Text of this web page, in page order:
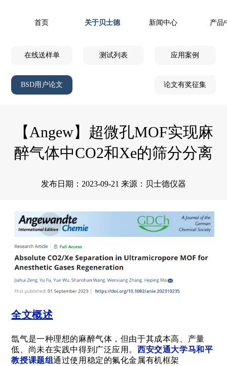
首页 关于贝士德 新闻中心 产品
在线送样单 测试列表 应用案例
BSD用户论文 论文有奖征集
【Angew】超微孔MOF实现麻
醉气体中CO2和Xe的筛分分离
发布日期：2023-09-21 来源：贝士德仪器
全文概述
氙气是一种理想的麻醉气体，但由于其成本高、产量
低、尚未在实践中得到广泛应用。西安交通大学马和平
教授课题组通过使用稳定的氟化金属有机框架